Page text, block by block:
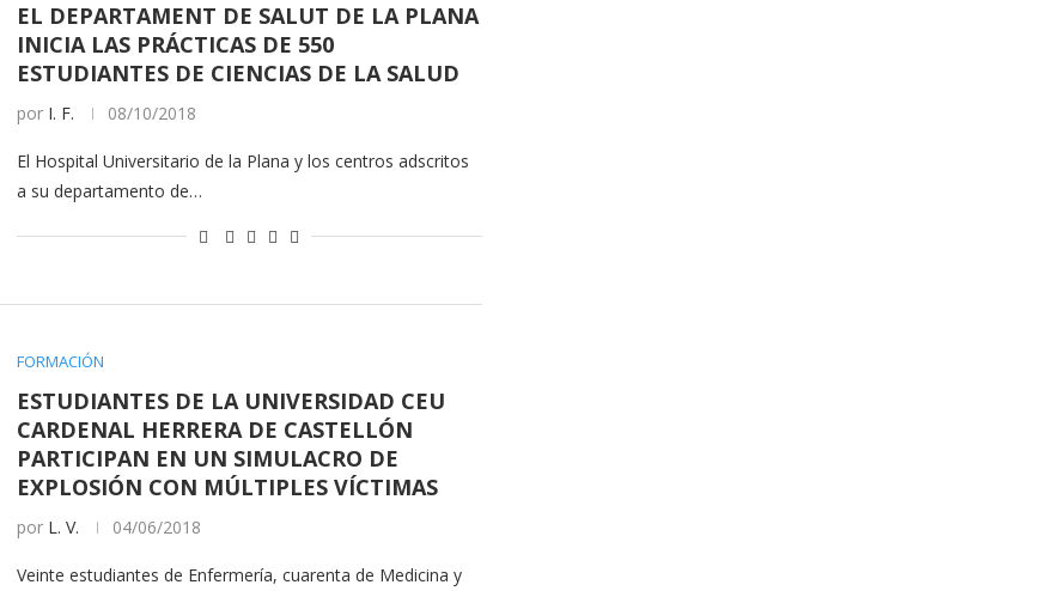
EL DEPARTAMENT DE SALUT DE LA PLANA
INICIA LAS PRÁCTICAS DE 550
ESTUDIANTES DE CIENCIAS DE LA SALUD
por I. F. 08/10/2018
El Hospital Universitario de la Plana y los centros adscritos
a su departamento de…
FORMACIÓN
ESTUDIANTES DE LA UNIVERSIDAD CEU
CARDENAL HERRERA DE CASTELLÓN
PARTICIPAN EN UN SIMULACRO DE
EXPLOSIÓN CON MÚLTIPLES VÍCTIMAS
por L. V. 04/06/2018
Veinte estudiantes de Enfermería, cuarenta de Medicina y